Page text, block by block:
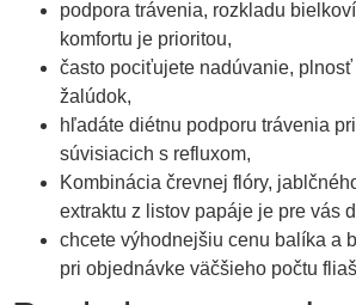
podpora trávenia, rozkladu
komfortu je prioritou,
často pociťujete nadúvanie,
žalúdok,
hľadáte diétnu podporu trávenia
súvisiacich s refluxom,
Kombinácia črevnej flóry,
extraktu z listov papáje je pre vás
chcete výhodnejšiu cenu balíka a
pri objednávke väčšieho počtu